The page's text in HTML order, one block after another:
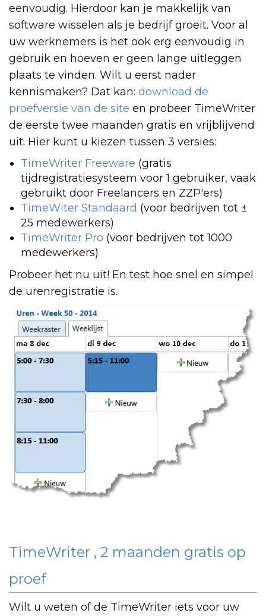
eenvoudig. Hierdoor kan je makkelijk van
software wisselen als je bedrijf groeit. Voor al
uw werknemers is het ook erg eenvoudig in
gebruik en hoeven er geen lange uitleggen
plaats te vinden. Wilt u eerst nader
kennismaken? Dat kan: download de
proefversie van de site en probeer TimeWriter
de eerste twee maanden gratis en vrijblijvend
uit. Hier kunt u kiezen tussen 3 versies:
TimeWriter Freeware (gratis
tijdregistratiesysteem voor 1 gebruiker, vaak
gebruikt door Freelancers en ZZP'ers)
TimeWiter Standaard (voor bedrijven tot ±
25 medewerkers)
TimeWriter Pro (voor bedrijven tot 1000
medewerkers)
Probeer het nu uit! En test hoe snel en simpel
de urenregistratie is.
TimeWriter , 2 maanden gratis op
proef
Wilt u weten of de TimeWriter iets voor uw